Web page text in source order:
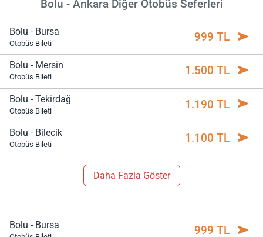
Bolu - Ankara Diğer Otobüs Seferleri
Bolu - Bursa
Otobüs Bileti 999 TL
Bolu - Mersin
Otobüs Bileti 1.500 TL
Bolu - Tekirdağ
Otobüs Bileti 1.190 TL
Bolu - Bilecik
Otobüs Bileti 1.100 TL
Daha Fazla Göster
Bolu - Bursa 999 TL